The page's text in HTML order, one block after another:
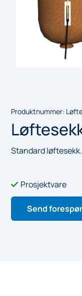
Produktnummer:
Standard
 Prosjektvare
Send